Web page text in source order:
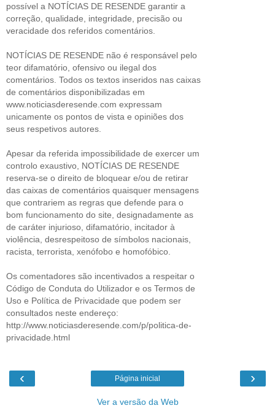
possível a NOTÍCIAS DE RESENDE garantir a
correção, qualidade, integridade, precisão ou
veracidade dos referidos comentários.
NOTÍCIAS DE RESENDE não é responsável pelo
teor difamatório, ofensivo ou ilegal dos
comentários. Todos os textos inseridos nas caixas
de comentários disponibilizadas em
www.noticiasderesende.com expressam
unicamente os pontos de vista e opiniões dos
seus respetivos autores.
Apesar da referida impossibilidade de exercer um
controlo exaustivo, NOTÍCIAS DE RESENDE
reserva-se o direito de bloquear e/ou de retirar
das caixas de comentários quaisquer mensagens
que contrariem as regras que defende para o
bom funcionamento do site, designadamente as
de caráter injurioso, difamatório, incitador à
violência, desrespeitoso de símbolos nacionais,
racista, terrorista, xenófobo e homofóbico.
Os comentadores são incentivados a respeitar o
Código de Conduta do Utilizador e os Termos de
Uso e Política de Privacidade que podem ser
consultados neste endereço:
http://www.noticiasderesende.com/p/politica-de-
privacidade.html
‹ ›
Página inicial
Ver a versão da Web